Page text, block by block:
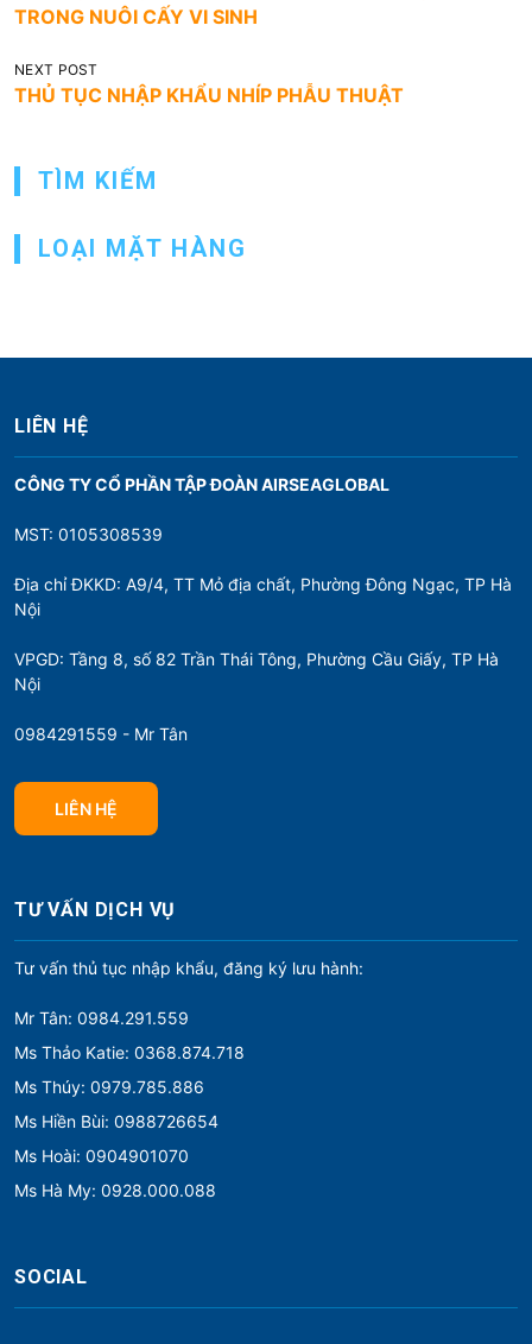
u
h
i
i
ế
TRONG NUÔI CẤY VI SINH
NEXT POST
THỦ TỤC NHẬP KHẨU NHÍP PHẪU THUẬT
TÌM KIẾM
LOẠI MẶT HÀNG
LIÊN HỆ
CÔNG TY CỔ PHẦN TẬP ĐOÀN AIRSEAGLOBAL
MST: 0105308539
Địa chỉ ĐKKD: A9/4, TT Mỏ địa chất, Phường Đông Ngạc, TP Hà
Nội
VPGD: Tầng 8, số 82 Trần Thái Tông, Phường Cầu Giấy, TP Hà
Nội
0984291559 - Mr Tân
LIÊN HỆ
TƯ VẤN DỊCH VỤ
Tư vấn thủ tục nhập khẩu, đăng ký lưu hành:
Mr Tân: 0984.291.559
Ms Thảo Katie: 0368.874.718
Ms Thúy: 0979.785.886
Ms Hiền Bùi: 0988726654
Ms Hoài: 0904901070
Ms Hà My: 0928.000.088
SOCIAL